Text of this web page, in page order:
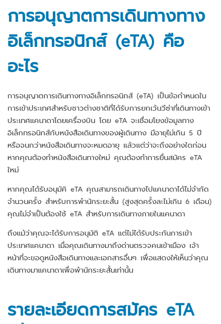
การอนุญาตการเดินทางทาง
อิเล็กทรอนิกส์ (eTA) คือ
อะไร
การอนุญาตการเดินทางทางอิเล็กทรอนิกส์ (eTA) เป็นข้อกำหนดใน
การเข้าประเทศสำหรับชาวต่างชาติที่ได้รับการยกเว้นวีซ่าที่เดินทางเข้า
ประเทศแคนาดาโดยเครื่องบิน โดย eTA จะเชื่อมโยงข้อมูลทาง
อิเล็กทรอนิกส์กับหนังสือเดินทางของผู้เดินทาง มีอายุไม่เกิน 5 ปี
หรือจนกว่าหนังสือเดินทางจะหมดอายุ แล้วแต่ว่าจะถึงอย่างใดก่อน
หากคุณต้องทำหนังสือเดินทางใหม่ คุณต้องทำการยื่นสมัคร eTA
ใหม่
หากคุณได้รับอนุมัคิ eTA คุณสามารถเดินทางไปแคนาดาได้ไม่จำกัด
จำนวนครั้ง สำหรับการพำนักระยะสั้น (สูงสุดครั้งละไม่เกิน 6 เดือน)
คุณไม่จำเป็นต้องใช้ eTA สำหรับการเดินทางภายในแคนาดา
ถึงแม้ว่าคุณจะได้รับการอนุมัติ eTA แต่ไม่ได้รับประกันการเข้า
ประเทศแคนาดา เมื่อคุณเดินทางมาถึงด่านตรวจคนเข้าเมือง เจ้า
หน้าที่จะขอดูหนังสือเดินทางและเอกสารอื่นๆ เพื่อแสดงให้เห็นว่าคุณ
เดินทางมาแคนาดาเพื่อพำนักระยะสั้นเท่านั้น
รายละเอียดการสมัคร eTA